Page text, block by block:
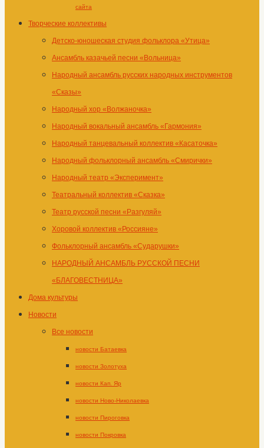
сайта
Творческие коллективы
Детско-юношеская студия фольклора «Утица»
Ансамбль казачьей песни «Вольница»
Народный ансамбль русских народных инструментов
«Сказы»
Народный хор «Волжаночка»
Народный вокальный ансамбль «Гармония»
Народный танцевальный коллектив «Касаточка»
Народный фольклорный ансамбль «Смирички»
Народный театр «Эксперимент»
Театральный коллектив «Сказка»
Театр русской песни «Разгуляй»
Хоровой коллектив «Россияне»
Фольклорный ансамбль «Сударушки»
НАРОДНЫЙ АНСАМБЛЬ РУССКОЙ ПЕСНИ
«БЛАГОВЕСТНИЦА»
Дома культуры
Новости
Все новости
новости Батаевка
новости Золотуха
новости Кап. Яр
новости Ново-Николаевка
новости Пироговка
новости Покровка